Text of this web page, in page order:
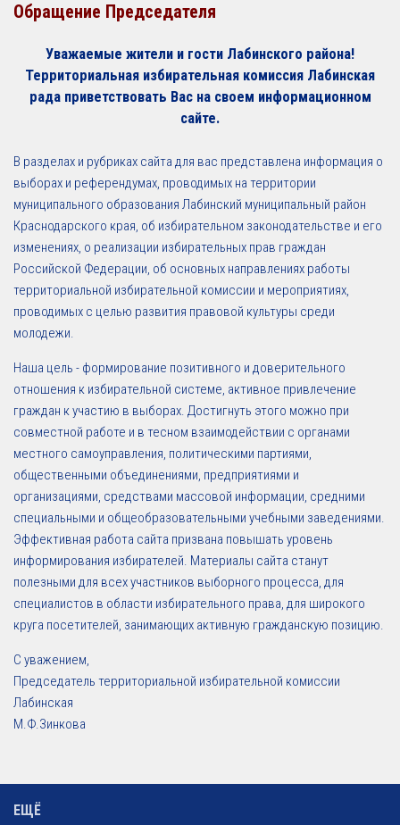
Обращение Председателя
Уважаемые жители и гости Лабинского района!
Территориальная избирательная комиссия Лабинская
рада приветствовать Вас на своем информационном
сайте.
В разделах и рубриках сайта для вас представлена информация о
выборах и референдумах, проводимых на территории
муниципального образования Лабинский муниципальный район
Краснодарского края, об избирательном законодательстве и его
изменениях, о реализации избирательных прав граждан
Российской Федерации, об основных направлениях работы
территориальной избирательной комиссии и мероприятиях,
проводимых с целью развития правовой культуры среди
молодежи.
Наша цель - формирование позитивного и доверительного
отношения к избирательной системе, активное привлечение
граждан к участию в выборах. Достигнуть этого можно при
совместной работе и в тесном взаимодействии с органами
местного самоуправления, политическими партиями,
общественными объединениями, предприятиями и
организациями, средствами массовой информации, средними
специальными и общеобразовательными учебными заведениями.
Эффективная работа сайта призвана повышать уровень
информирования избирателей. Материалы сайта станут
полезными для всех участников выборного процесса, для
специалистов в области избирательного права, для широкого
круга посетителей, занимающих активную гражданскую позицию.
С уважением,
Председатель территориальной избирательной комиссии
Лабинская
М.Ф.Зинкова
ЕЩЁ